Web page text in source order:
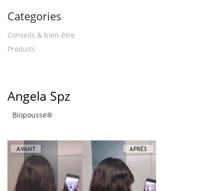
Categories
Conseils & bien-être
Produits
Angela Spz
Biopousse®